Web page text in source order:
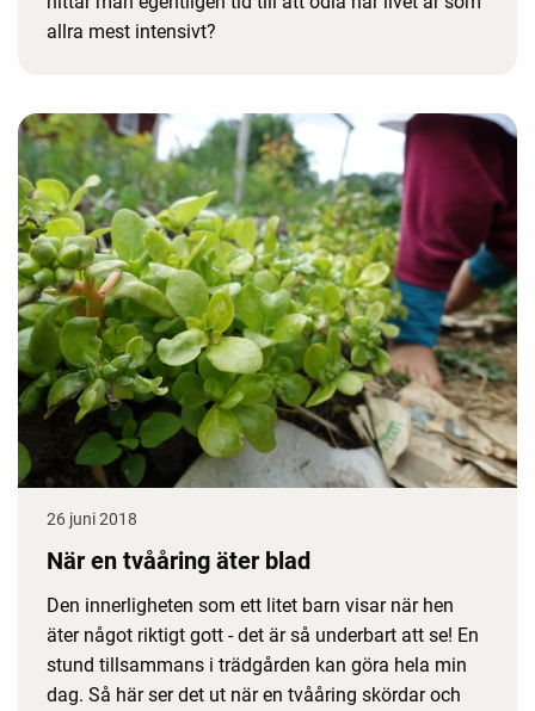
allra mest intensivt?
26 juni 2018
När en tvååring äter blad
Den innerligheten som ett litet barn visar när hen
äter något riktigt gott - det är så underbart att se! En
stund tillsammans i trädgården kan göra hela min
dag. Så här ser det ut när en tvååring skördar och